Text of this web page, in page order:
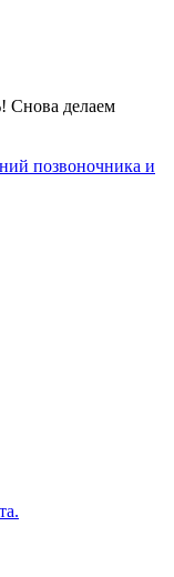
Снова делаем
позвоночника и